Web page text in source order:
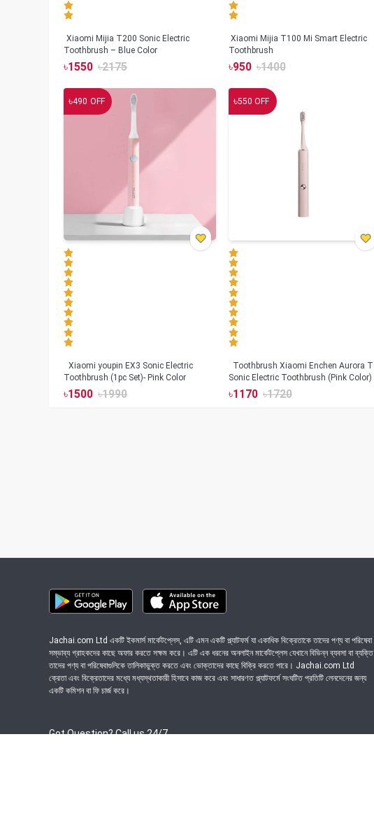
Xiaomi Mijia T200 Sonic Electric
Toothbrush – Blue Color
৳1550 ৳2175
Xiaomi Mijia T100 Mi Smart Electric
Toothbrush
৳950 ৳1400
৳490 OFF
Toothbrush (1pc Set)- Pink Color
৳1500 ৳1990
৳550 OFF
Toothbrush Xiaomi Enchen Aurora T+
Sonic Electric Toothbrush (Pink Color)
৳1170 ৳1720
Jachai.com Ltd একটি ইকমার্স মার্কেটপ্লেস, এটি এমন একটি প্ল্যাটফর্ম যা একাধিক বিক্রেতাকে তাদের পণ্য বা পরিষেবা
সম্ভাব্য গ্রাহকদের কাছে অফার করতে সক্ষম করে। এটি এক ধরনের অনলাইন মার্কেটপ্লেস যেখানে বিভিন্ন ব্যবসা বা ব্যক্তি
তাদের পণ্য বা পরিষেবাগুলিকে তালিকাভুক্ত করতে এবং ভোক্তাদের কাছে বিক্রি করতে পারে। Jachai.com Ltd
ক্রেতা এবং বিক্রেতাদের মধ্যে মধ্যস্থতাকারী হিসাবে কাজ করে এবং সাধারণত প্ল্যাটফর্মে সংঘটিত প্রতিটি লেনদেনের জন্য
একটি কমিশন বা ফি চার্জ করে।
Got Question? Call us 24/7